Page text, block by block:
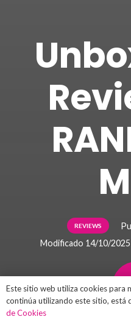
REVIEWS
Modificado 14/10/2025
Este sitio web utiliza cookies para
continúa utilizando este sitio, está
de Cookies